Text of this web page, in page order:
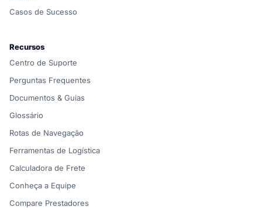
Casos de Sucesso
Recursos
Centro de Suporte
Perguntas Frequentes
Documentos & Guias
Glossário
Rotas de Navegação
Ferramentas de Logística
Calculadora de Frete
Conheça a Equipe
Compare Prestadores